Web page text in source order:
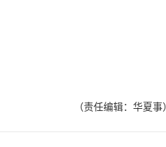
（责任编辑：华夏事